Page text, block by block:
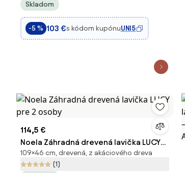
Lookom 105,5x59x75 cm Rustikálna
Hnedá | Aosom
Skladom
-5 % 103 €s kódom kupónuUNI5
114,5 €
Noela Záhradná drevená lavička LUCY
pre 2 osoby
109×46 cm, drevená, z akáciového dreva
(1)